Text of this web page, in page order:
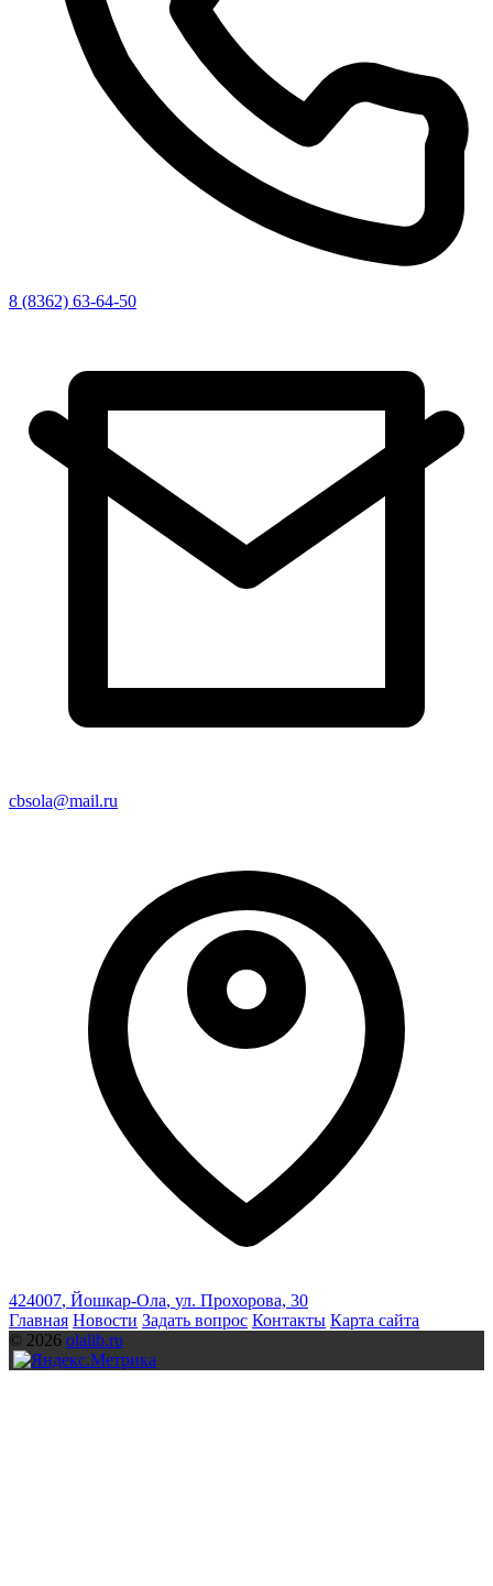
8 (8362) 63-64-50
cbsola@mail.ru
424007, Йошкар-Ола, ул. Прохорова, 30
Главная Новости Задать вопрос Контакты Карта сайта
© 2026 olalib.ru